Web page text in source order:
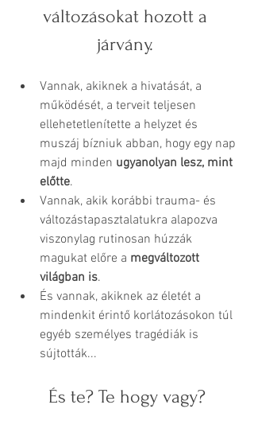
változásokat hozott a
járvány.
Vannak, akiknek a hivatását, a
működését, a terveit teljesen
ellehetetlenítette a helyzet és
muszáj bízniuk abban, hogy egy nap
majd minden ugyanolyan lesz, mint
előtte.
Vannak, akik korábbi trauma- és
változástapasztalatukra alapozva
viszonylag rutinosan húzzák
magukat előre a megváltozott
világban is.
És vannak, akiknek az életét a
mindenkit érintő korlátozásokon túl
egyéb személyes tragédiák is
sújtották...
És te? Te hogy vagy?